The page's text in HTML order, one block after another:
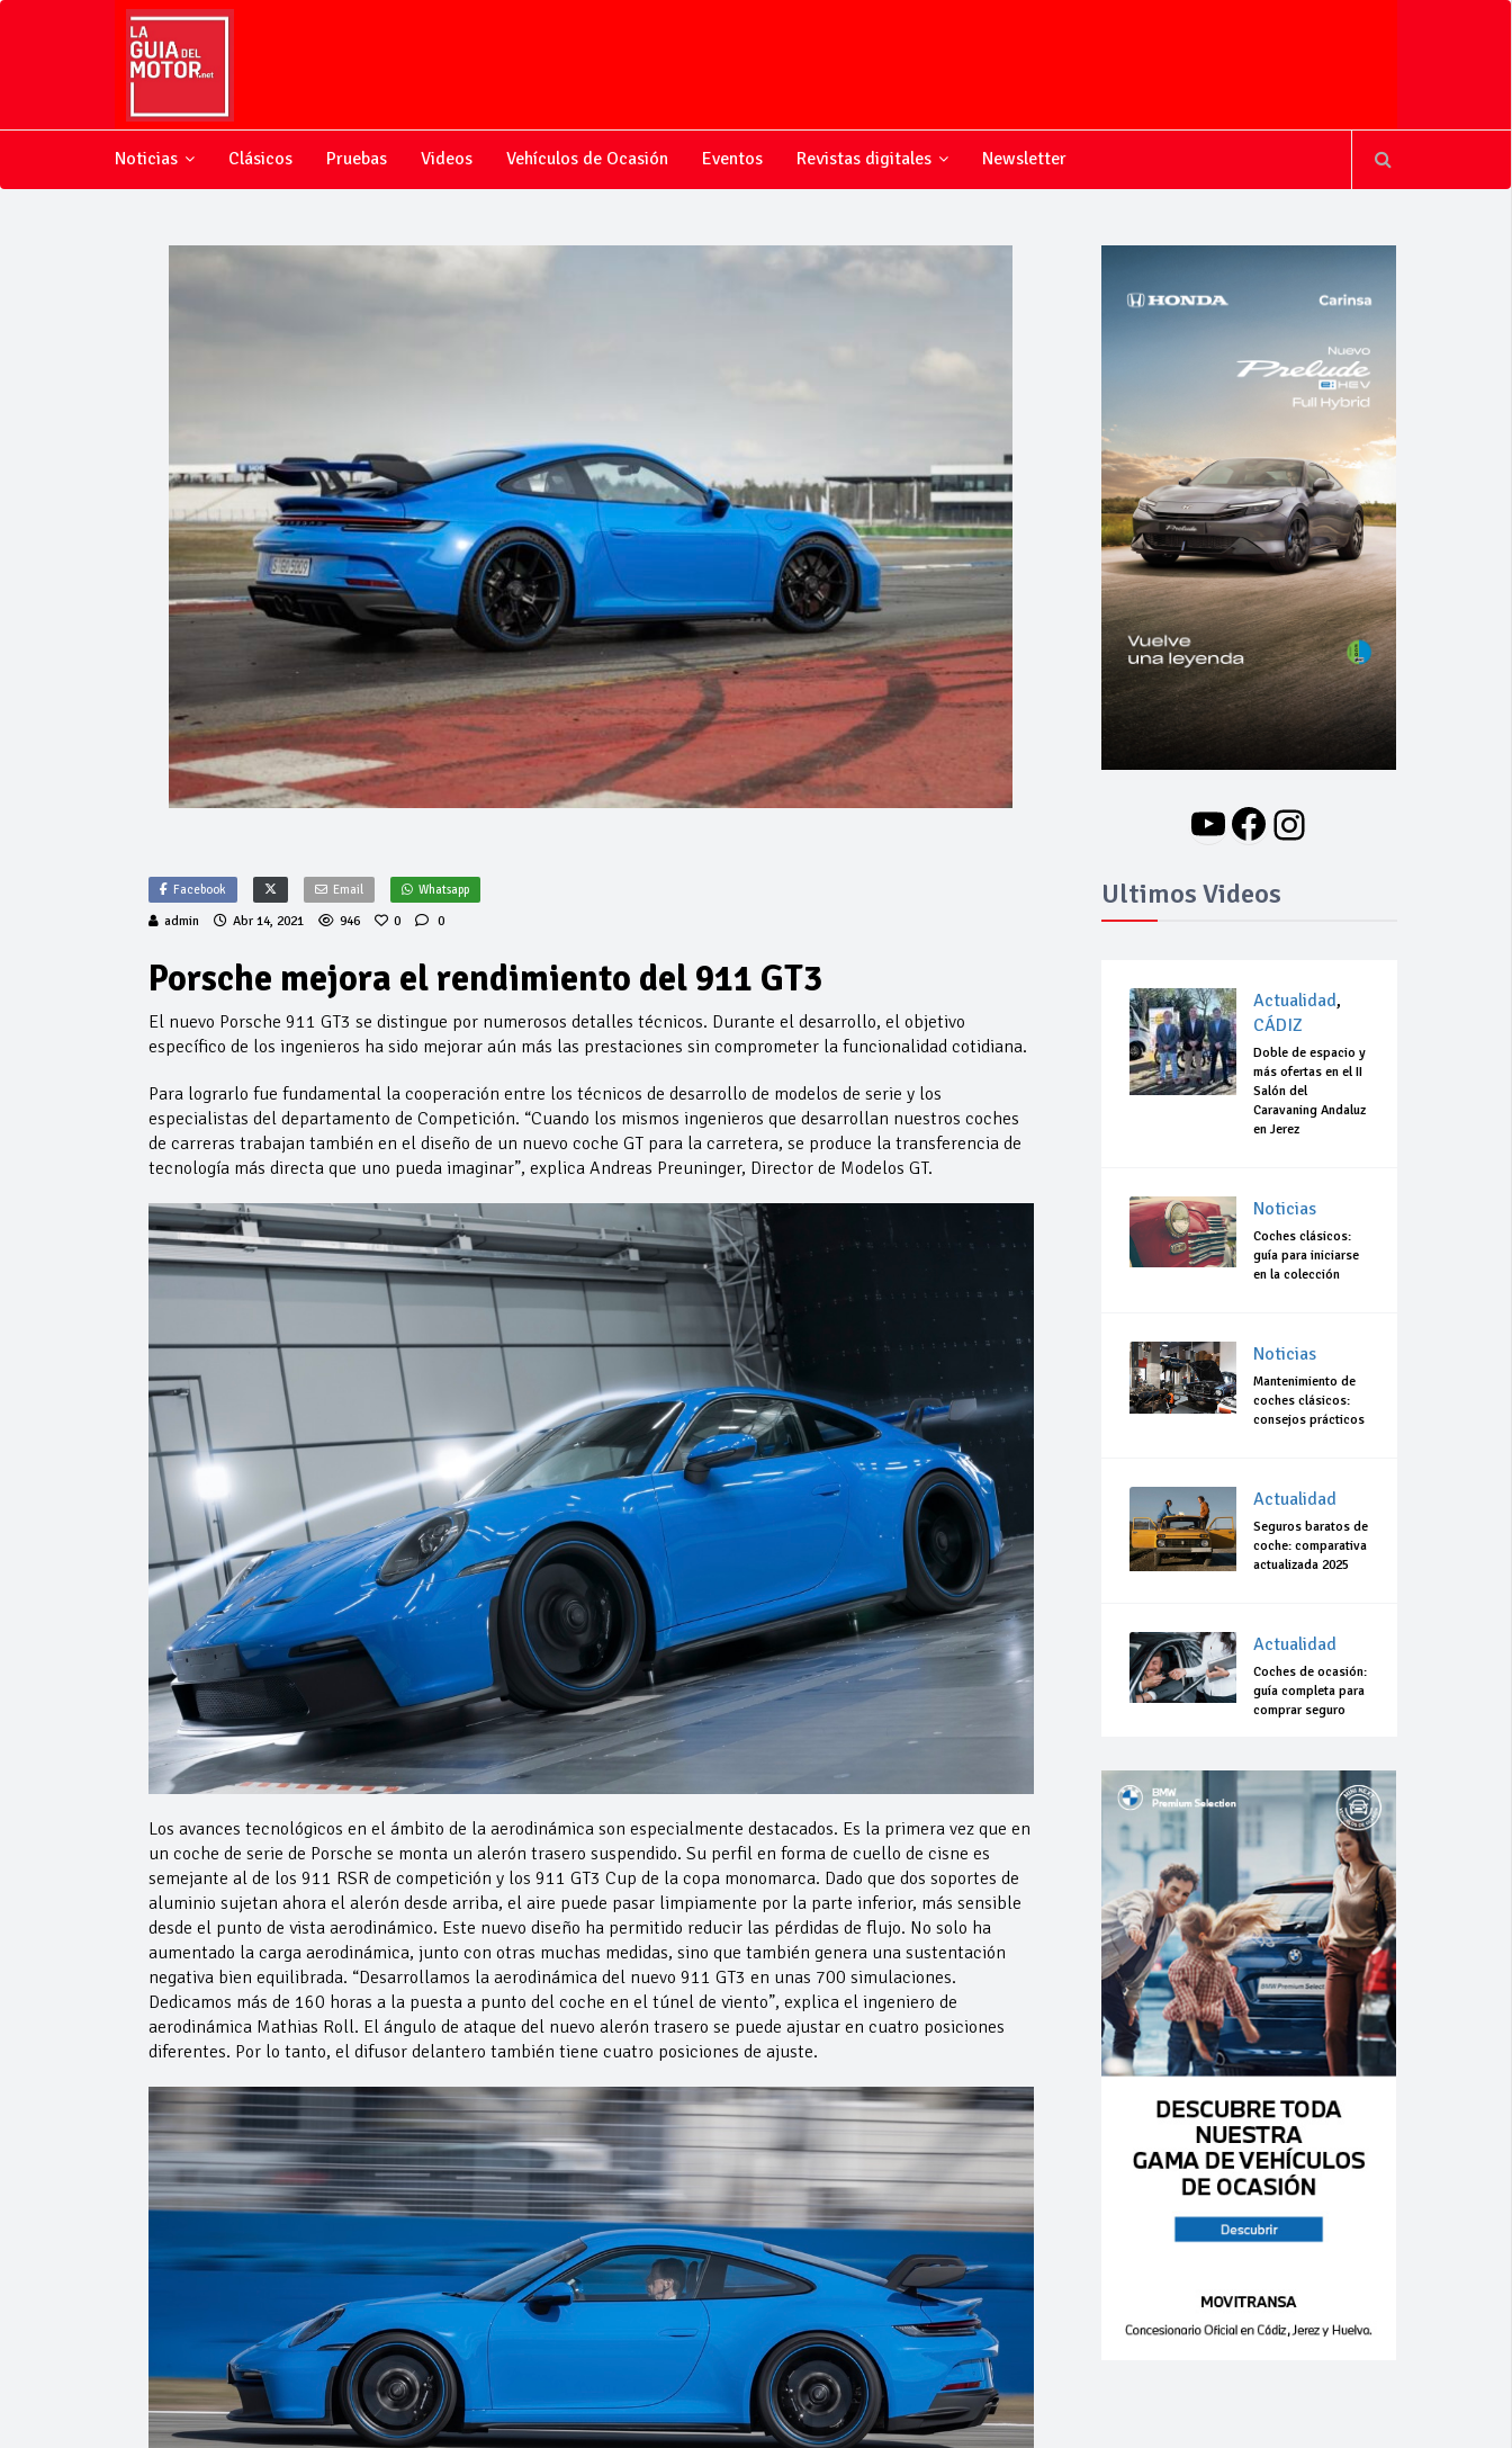
Noticias Clásicos Pruebas Videos Vehículos de Ocasión Eventos Revistas digitales Newsletter
Facebook Email Whatsapp
admin Abr 14, 2021 946 0 0
Porsche mejora el rendimiento del 911 GT3
El nuevo Porsche 911 GT3 se distingue por numerosos detalles técnicos. Durante el desarrollo, el objetivo
específico de los ingenieros ha sido mejorar aún más las prestaciones sin comprometer la funcionalidad cotidiana.
Para lograrlo fue fundamental la cooperación entre los técnicos de desarrollo de modelos de serie y los
especialistas del departamento de Competición. “Cuando los mismos ingenieros que desarrollan nuestros coches
de carreras trabajan también en el diseño de un nuevo coche GT para la carretera, se produce la transferencia de
tecnología más directa que uno pueda imaginar”, explica Andreas Preuninger, Director de Modelos GT.
Los avances tecnológicos en el ámbito de la aerodinámica son especialmente destacados. Es la primera vez que en
un coche de serie de Porsche se monta un alerón trasero suspendido. Su perfil en forma de cuello de cisne es
semejante al de los 911 RSR de competición y los 911 GT3 Cup de la copa monomarca. Dado que dos soportes de
aluminio sujetan ahora el alerón desde arriba, el aire puede pasar limpiamente por la parte inferior, más sensible
desde el punto de vista aerodinámico. Este nuevo diseño ha permitido reducir las pérdidas de flujo. No solo ha
aumentado la carga aerodinámica, junto con otras muchas medidas, sino que también genera una sustentación
negativa bien equilibrada. “Desarrollamos la aerodinámica del nuevo 911 GT3 en unas 700 simulaciones.
Dedicamos más de 160 horas a la puesta a punto del coche en el túnel de viento”, explica el ingeniero de
aerodinámica Mathias Roll. El ángulo de ataque del nuevo alerón trasero se puede ajustar en cuatro posiciones
diferentes. Por lo tanto, el difusor delantero también tiene cuatro posiciones de ajuste.
YouTube
Facebook
Instagram
Ultimos Videos
Actualidad,
CÁDIZ
Doble de espacio y
más ofertas en el II
Salón del
Caravaning Andaluz
en Jerez
Noticias
Coches clásicos:
guía para iniciarse
en la colección
Noticias
Mantenimiento de
coches clásicos:
consejos prácticos
Actualidad
Seguros baratos de
coche: comparativa
actualizada 2025
Actualidad
Coches de ocasión:
guía completa para
comprar seguro